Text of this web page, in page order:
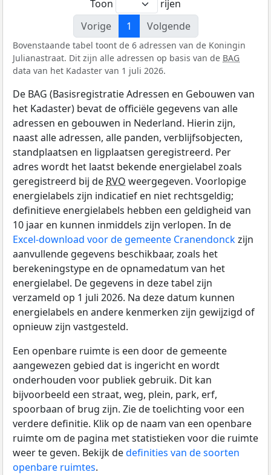
Toon
rijen
Vorige
1 Volgende
Bovenstaande tabel toont de 6 adressen van de Koningin
Julianastraat. Dit zijn alle adressen op basis van de BAG
data van het Kadaster van 1 juli 2026.
De BAG (Basisregistratie Adressen en Gebouwen van
het Kadaster) bevat de officiële gegevens van alle
adressen en gebouwen in Nederland. Hierin zijn,
naast alle adressen, alle panden, verblijfsobjecten,
standplaatsen en ligplaatsen geregistreerd. Per
adres wordt het laatst bekende energielabel zoals
geregistreerd bij de RVO weergegeven. Voorlopige
energielabels zijn indicatief en niet rechtsgeldig;
definitieve energielabels hebben een geldigheid van
10 jaar en kunnen inmiddels zijn verlopen. In de
Excel-download voor de gemeente Cranendonckzijn
aanvullende gegevens beschikbaar, zoals het
berekeningstype en de opnamedatum van het
energielabel. De gegevens in deze tabel zijn
verzameld op 1 juli 2026. Na deze datum kunnen
energielabels en andere kenmerken zijn gewijzigd of
opnieuw zijn vastgesteld.
Een openbare ruimte is een door de gemeente
aangewezen gebied dat is ingericht en wordt
onderhouden voor publiek gebruik. Dit kan
bijvoorbeeld een straat, weg, plein, park, erf,
spoorbaan of brug zijn. Zie de toelichting voor een
verdere definitie. Klik op de naam van een openbare
ruimte om de pagina met statistieken voor die ruimte
weer te geven. Bekijk dedefinities van de soorten
openbare ruimtes.